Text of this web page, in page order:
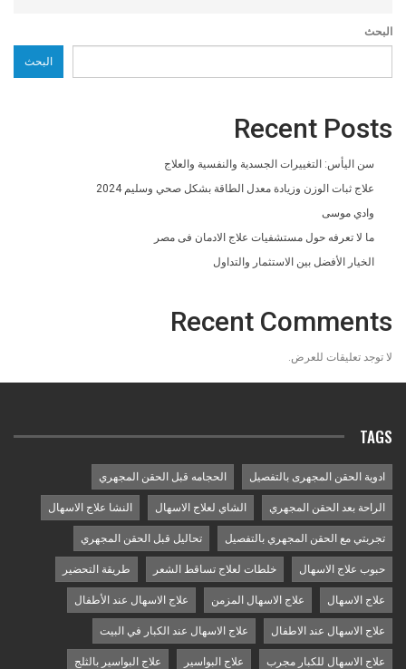
البحث
البحث
Recent Posts
سن اليأس: التغييرات الجسدية والنفسية والعلاج
علاج ثبات الوزن وزيادة معدل الطاقة بشكل صحي وسليم 2024
وادي موسى
ما لا تعرفه حول مستشفيات علاج الادمان فى مصر
الخيار الأفضل بين الاستثمار والتداول
Recent Comments
لا توجد تعليقات للعرض.
TAGS
ادوية الحقن المجهرى بالتفصيل الحجامه قبل الحقن المجهري
الراحة بعد الحقن المجهري الشاي لعلاج الاسهال النشا علاج الاسهال
تجربتي مع الحقن المجهري بالتفصيل تحاليل قبل الحقن المجهري
حبوب علاج الاسهال خلطات لعلاج تساقط الشعر طريقة التحضير
علاج الاسهال علاج الاسهال المزمن علاج الاسهال عند الأطفال
علاج الاسهال عند الاطفال علاج الاسهال عند الكبار في البيت
علاج الاسهال للكبار مجرب علاج البواسير علاج البواسير بالثلج